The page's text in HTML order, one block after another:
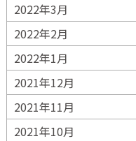
2022年3月
2022年2月
2022年1月
2021年12月
2021年11月
2021年10月